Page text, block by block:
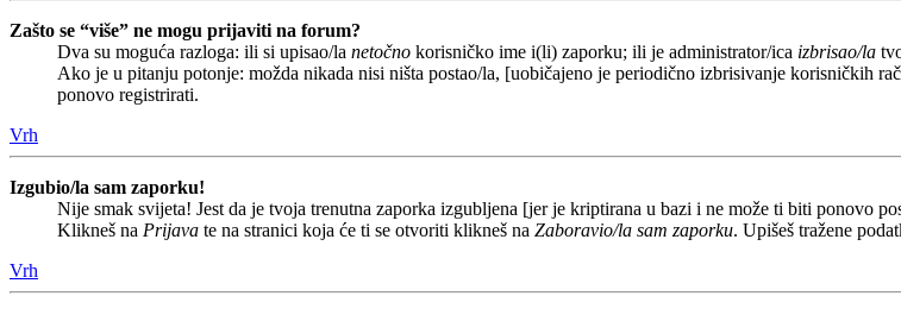
Zašto se “više” ne mogu prijaviti na forum?
Dva su moguća razloga: ili si upisao/la netočno korisničko ime i(li) zaporku; ili je administrator/ica izbrisao/la
Ako je u pitanju potonje: možda nikada nisi ništa postao/la, [uobičajeno je periodično izbrisivanje korisničkih
ponovo registrirati.
Vrh
Izgubio/la sam zaporku!
Nije smak svijeta! Jest da je tvoja trenutna zaporka izgubljena [jer je kriptirana u bazi i ne može ti biti ponovo
Klikneš na Prijava te na stranici koja će ti se otvoriti klikneš na Zaboravio/la sam zaporku. Upišeš tražene
Vrh